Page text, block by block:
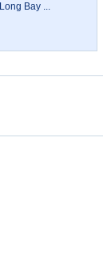
Long Bay ...